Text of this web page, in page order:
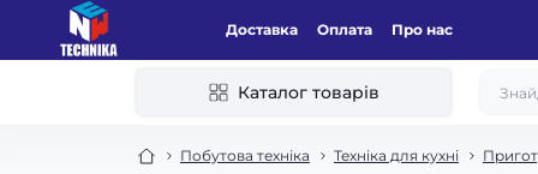
Доставка Оплата Про нас
Каталог товарів
Побутова техніка Техніка для кухні